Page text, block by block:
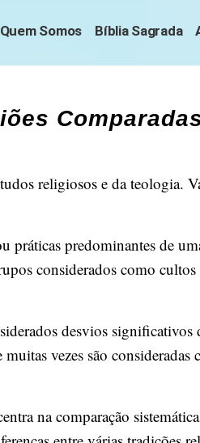
Quem Somos Bíblia Sagrada
religiosos e da teologia.
práticas predominantes de
considerados como cultos
desvios significativos
vezes são consideradas
na comparação